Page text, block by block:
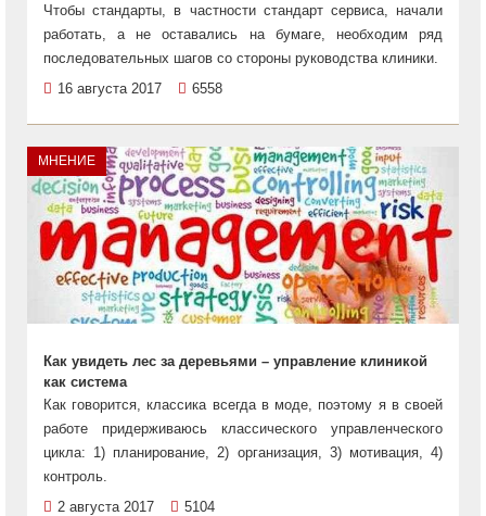
Чтобы стандарты, в частности стандарт сервиса, начали
работать, а не оставались на бумаге, необходим ряд
последовательных шагов со стороны руководства клиники.
16 августа 2017
6558
МНЕНИЕ
Как увидеть лес за деревьями – управление клиникой
как система
Как говорится, классика всегда в моде, поэтому я в своей
работе придерживаюсь классического управленческого
цикла: 1) планирование, 2) организация, 3) мотивация, 4)
контроль.
2 августа 2017
5104